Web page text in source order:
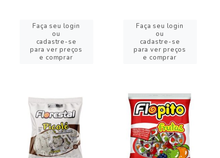
Faça seu login
ou
cadastre-se
para ver preços
e comprar
Faça seu login
ou
cadastre-se
para ver preços
e comprar